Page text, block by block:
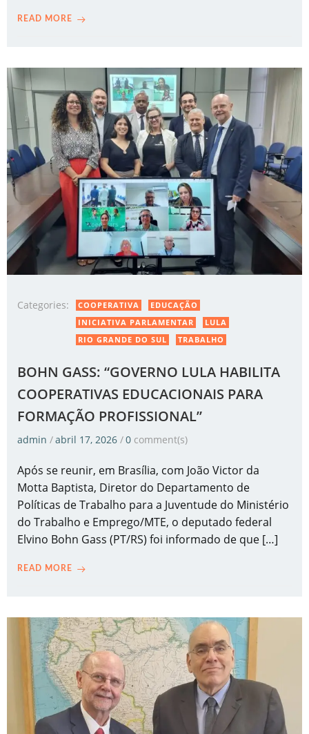
READ MORE
Categories: COOPERATIVA
EDUCAÇÃO
INICIATIVA PARLAMENTAR
LULA
RIO GRANDE DO SUL
TRABALHO
BOHN GASS: “GOVERNO LULA HABILITA
COOPERATIVAS EDUCACIONAIS PARA
FORMAÇÃO PROFISSIONAL”
admin /abril 17, 2026 /0 comment(s)
Após se reunir, em Brasília, com João Victor da
Motta Baptista, Diretor do Departamento de
Políticas de Trabalho para a Juventude do Ministério
do Trabalho e Emprego/MTE, o deputado federal
Elvino Bohn Gass (PT/RS) foi informado de que […]
READ MORE